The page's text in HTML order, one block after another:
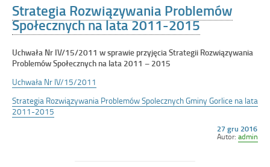
Strategia Rozwiązywania Problemów
Społecznych na lata 2011-2015
Uchwała Nr IV/15/2011 w sprawie przyjęcia Strategii Rozwiązywania
Problemów Społecznych na lata 2011 – 2015
Uchwała Nr IV/15/2011
Strategia Rozwiązywania Problemów Spolecznych Gminy Gorlice na lata
2011-2015
Opublikowano
w
27 gru 2016
Autor: admin